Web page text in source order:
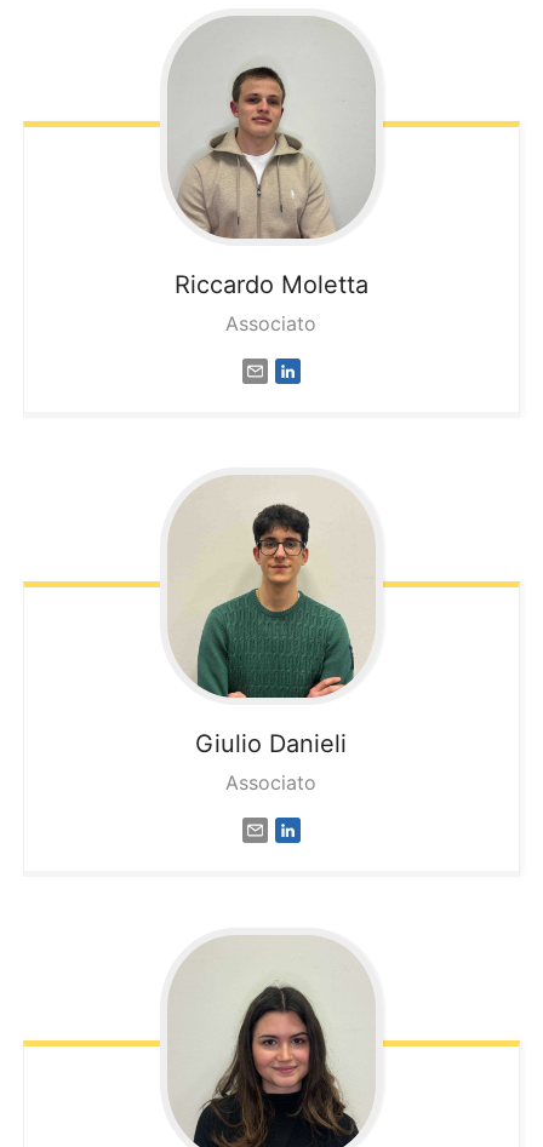
Riccardo Moletta
Associato
Giulio Danieli
Associato